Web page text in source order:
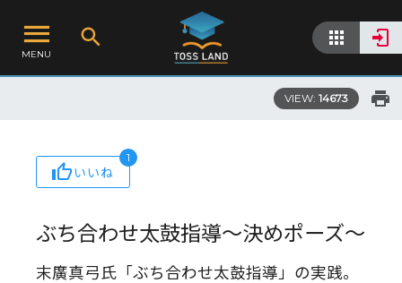
MENU
VIEW: 14673
いいね
1
ぶち合わせ太鼓指導～決めポーズ～
末廣真弓氏「ぶち合わせ太鼓指導」の実践。